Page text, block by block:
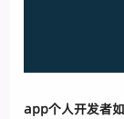
app个人开发者